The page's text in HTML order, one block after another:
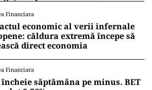
Financiara
economic al verii infernale
căldura extremă începe să
direct economia
Financiara
încheie săptămâna pe minus. BET